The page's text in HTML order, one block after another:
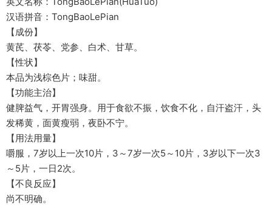
汉语拼音：TongBaoLePian
【成份】
黄芪、茯苓、党参、白术、甘草。
【性状】
本品为浅棕色片；味甜。
【功能主治】
健脾益气，开胃强身。用于食欲不振，饮食不化，自汗盗汗，头
发稀黄，面黄瘦弱，夜卧不宁。
【用法用量】
嚼服，7岁以上一次10片，3～7岁一次5～10片，3岁以下一次3
～5片，一日2次。
【不良反应】
尚不明确。